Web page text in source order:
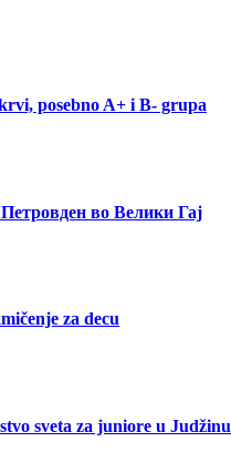
posebno A+ i B- grupa
во Велики Гај
za decu
sveta za juniore u Judžinu